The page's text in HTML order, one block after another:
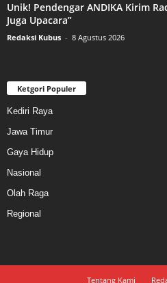
Unik! Pendengar ANDIKA Kirim
Juga Upacara”
Redaksi Kubus - 8 Agustus 2026
Ketgori Populer
Kediri Raya
Jawa Timur
Gaya Hidup
Nasional
Olah Raga
Regional
Tentang Kami